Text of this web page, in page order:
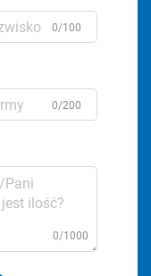
0/100
0/200
0/1000